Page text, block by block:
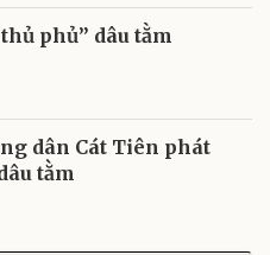
phủ” dâu tằm
dân Cát Tiên phát
tằm